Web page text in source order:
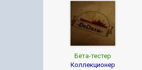
Бета-тестер
Коллекционер